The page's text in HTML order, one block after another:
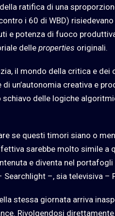
ratifica di una
i 60 di WBD)
e potenza di fuoco
delle properties originali.
il mondo della critica e
di un’autonomia creativa e
delle logiche
se questi timori siano o
sarebbe molto simile a
e diventa nel
–, sia televisiva –
stessa giornata arriva
Rivolgendosi